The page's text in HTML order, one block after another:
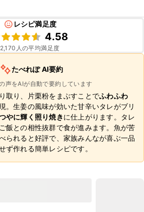
レシピ満足度
4.58
2,170 人の平均満足度
たべれぽ AI要約
声をAIが自動で要約しています
取り、片栗粉をまぶすことでふわふわ
。生姜の風味が効いた甘辛いタレがブリ
やに輝く照り焼きに仕上がります。タレ
飯との相性抜群で食が進みます。魚が苦
られると好評で、家族みんなが喜ぶ一品
ず作れる簡単レシピです。